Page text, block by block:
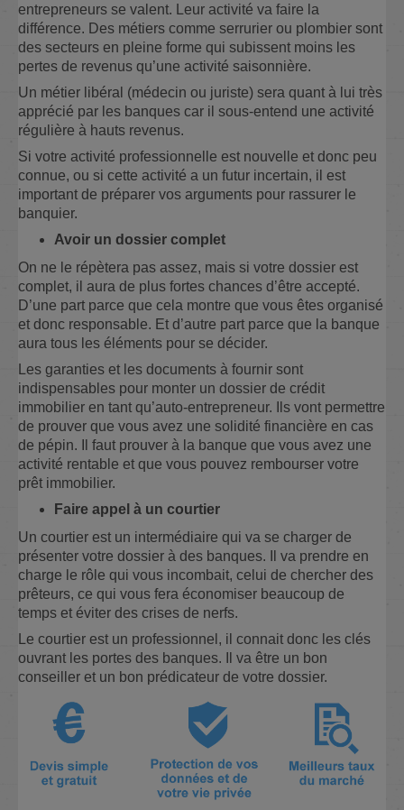
entrepreneurs se valent. Leur activité va faire la
différence. Des métiers comme serrurier ou plombier sont
des secteurs en pleine forme qui subissent moins les
pertes de revenus qu’une activité saisonnière.
Un métier libéral (médecin ou juriste) sera quant à lui très
apprécié par les banques car il sous-entend une activité
régulière à hauts revenus.
Si votre activité professionnelle est nouvelle et donc peu
connue, ou si cette activité a un futur incertain, il est
important de préparer vos arguments pour rassurer le
banquier.
Avoir un dossier complet
On ne le répètera pas assez, mais si votre dossier est
complet, il aura de plus fortes chances d’être accepté.
D’une part parce que cela montre que vous êtes organisé
et donc responsable. Et d’autre part parce que la banque
aura tous les éléments pour se décider.
Les garanties et les documents à fournir sont
indispensables pour monter un dossier de crédit
immobilier en tant qu’auto-entrepreneur. Ils vont permettre
de prouver que vous avez une solidité financière en cas
de pépin. Il faut prouver à la banque que vous avez une
activité rentable et que vous pouvez rembourser votre
prêt immobilier.
Faire appel à un courtier
Un courtier est un intermédiaire qui va se charger de
présenter votre dossier à des banques. Il va prendre en
charge le rôle qui vous incombait, celui de chercher des
prêteurs, ce qui vous fera économiser beaucoup de
temps et éviter des crises de nerfs.
Le courtier est un professionnel, il connait donc les clés
ouvrant les portes des banques. Il va être un bon
conseiller et un bon prédicateur de votre dossier.